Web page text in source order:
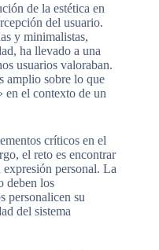
de la estética en
del usuario.
y minimalistas,
ha llevado a una
usuarios valoraban.
amplio sobre lo que
en el contexto de un
críticos en el
el reto es encontrar
personal. La
deben los
personalicen su
del sistema